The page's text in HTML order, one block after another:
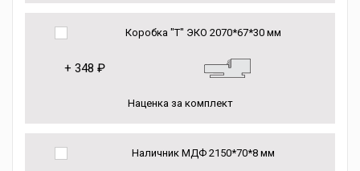
Коробка "Т" ЭКО 2070*67*30 мм
+ 348 ₽
Наценка за комплект
Наличник МДФ 2150*70*8 мм